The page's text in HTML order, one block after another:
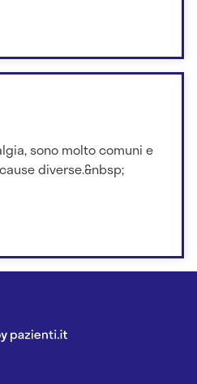
sono molto comuni e
diverse.&nbsp;